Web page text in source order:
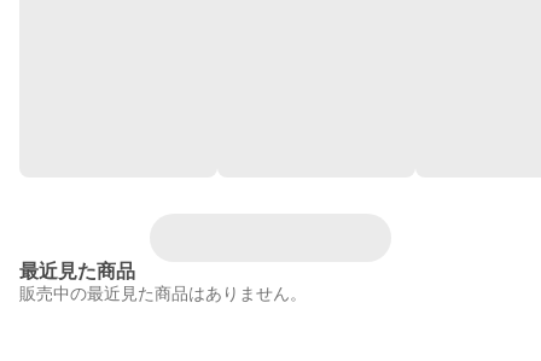
最近見た商品
販売中の最近見た商品はありません。